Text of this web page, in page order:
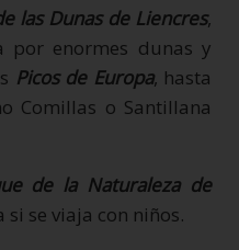
las Dunas de Liencres,
por enormes dunas y
Picos de Europa, hasta
Comillas o Santillana
de la Naturaleza de
se viaja con niños.